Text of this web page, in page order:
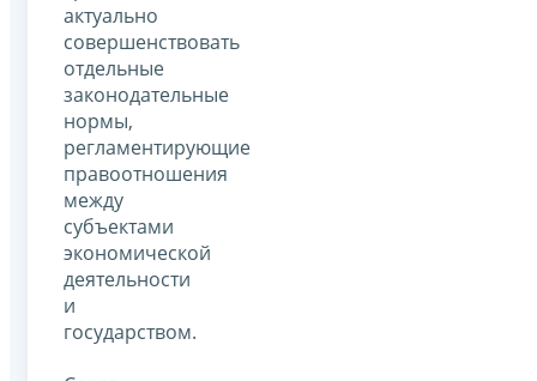
актуально
совершенствовать
отдельные
законодательные
нормы,
регламентирующие
правоотношения
между
субъектами
экономической
деятельности
и
государством.